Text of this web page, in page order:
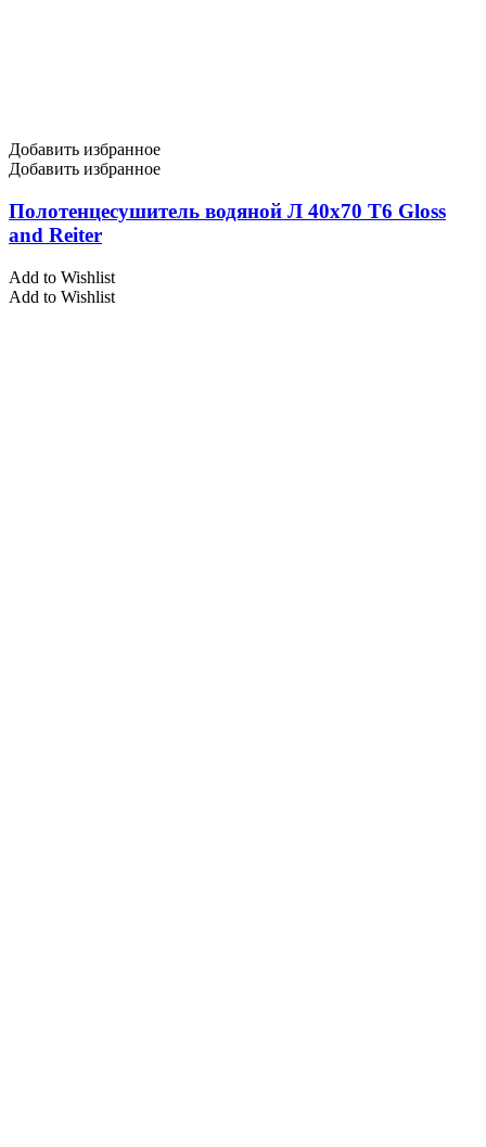
Добавить избранное
Добавить избранное
Полотенцесушитель водяной Л 40х70 Т6 Gloss
and Reiter
Add to Wishlist
Add to Wishlist